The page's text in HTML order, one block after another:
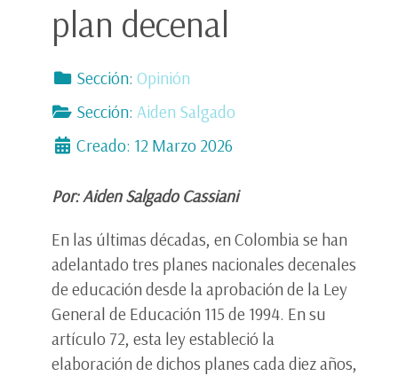
plan decenal
Sección: Opinión
Sección: Aiden Salgado
Creado: 12 Marzo 2026
Por: Aiden Salgado Cassiani
En las últimas décadas, en Colombia se han
adelantado tres planes nacionales decenales
de educación desde la aprobación de la Ley
General de Educación 115 de 1994. En su
artículo 72, esta ley estableció la
elaboración de dichos planes cada diez años,